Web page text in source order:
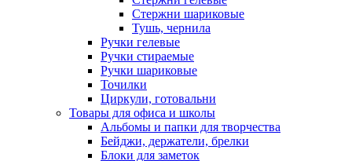
Стержни шариковые
Тушь, чернила
Ручки гелевые
Ручки стираемые
Ручки шариковые
Точилки
Циркули, готовальни
Товары для офиса и школы
Альбомы и папки для творчества
Бейджи, держатели, брелки
Блоки для заметок